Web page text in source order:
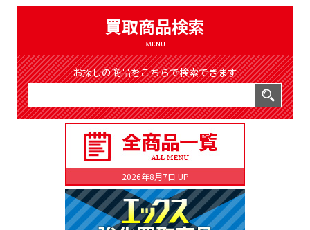
買取商品検索
MENU
お探しの商品をこちらで検索できます
2026年8月7日 UP